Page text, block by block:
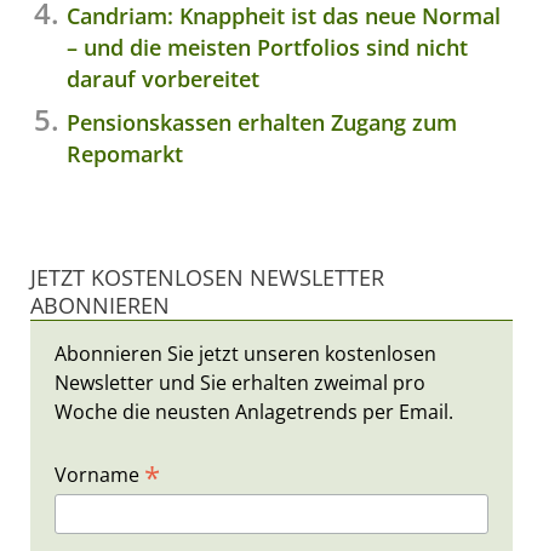
Candriam: Knappheit ist das neue Normal
– und die meisten Portfolios sind nicht
darauf vorbereitet
Pensionskassen erhalten Zugang zum
Repomarkt
JETZT KOSTENLOSEN NEWSLETTER
ABONNIEREN
Abonnieren Sie jetzt unseren kostenlosen
Newsletter und Sie erhalten zweimal pro
Woche die neusten Anlagetrends per Email.
Vorname *